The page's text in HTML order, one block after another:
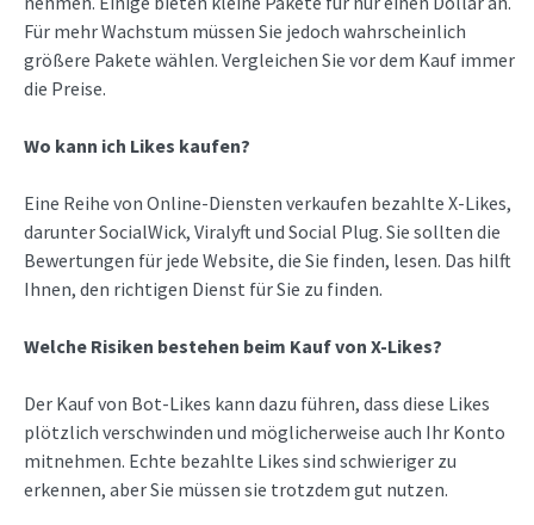
Für mehr Wachstum müssen Sie jedoch wahrscheinlich
größere Pakete wählen. Vergleichen Sie vor dem Kauf immer
die Preise.
Wo kann ich Likes kaufen?
Eine Reihe von Online-Diensten verkaufen bezahlte X-Likes,
darunter SocialWick, Viralyft und Social Plug. Sie sollten die
Bewertungen für jede Website, die Sie finden, lesen. Das hilft
Ihnen, den richtigen Dienst für Sie zu finden.
Welche Risiken bestehen beim Kauf von X-Likes?
Der Kauf von Bot-Likes kann dazu führen, dass diese Likes
plötzlich verschwinden und möglicherweise auch Ihr Konto
mitnehmen. Echte bezahlte Likes sind schwieriger zu
erkennen, aber Sie müssen sie trotzdem gut nutzen.